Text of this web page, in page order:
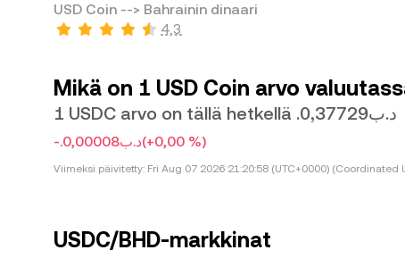
USD Coin --> Bahrainin dinaari
4,3
Mikä on 1 USD Coin arvo
1 USDC arvo on tällä hetkellä .د.ب0,37729
-.د.ب0,00008(+0,00 %)
Viimeksi päivitetty: Fri Aug 07 2026 21:20:58 (UTC+0000) (Coordinated
USDC/BHD-markkinat